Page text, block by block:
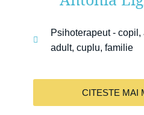
Psihoterapeut - copil,
adult, cuplu, familie
CITESTE MAI